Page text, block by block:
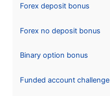
Forex deposit bonus
Forex no deposit bonus
Binary option bonus
Funded account challenge